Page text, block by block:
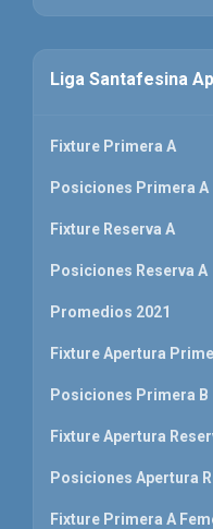
Liga Santafesina
Fixture Primera A
Posiciones Primera A
Fixture Reserva A
Posiciones Reserva A
Promedios 2021
Fixture Apertura
Posiciones Primera B
Fixture Apertura
Posiciones Apertura
Fixture Primera A